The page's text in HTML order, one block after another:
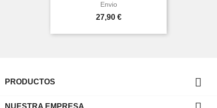
Envio
Precio
27,90 €
PRODUCTOS 
NUESTRA EMPRESA